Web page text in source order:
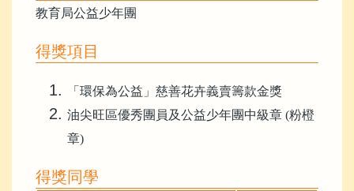
教育局公益少年團
得獎項目
「環保為公益」慈善花卉義賣籌款金獎
油尖旺區優秀團員及公益少年團中級章 (粉橙
章)
得獎同學